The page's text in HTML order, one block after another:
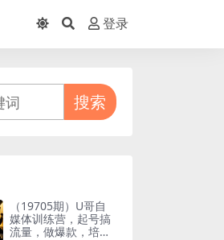
登录
搜索
（19705期）U哥自
媒体训练营，起号搞
流量，做爆款，培养